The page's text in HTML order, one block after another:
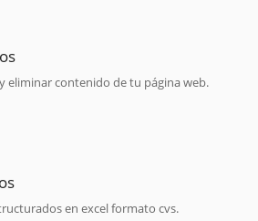
eliminar contenido de tu página web.
en excel formato cvs.